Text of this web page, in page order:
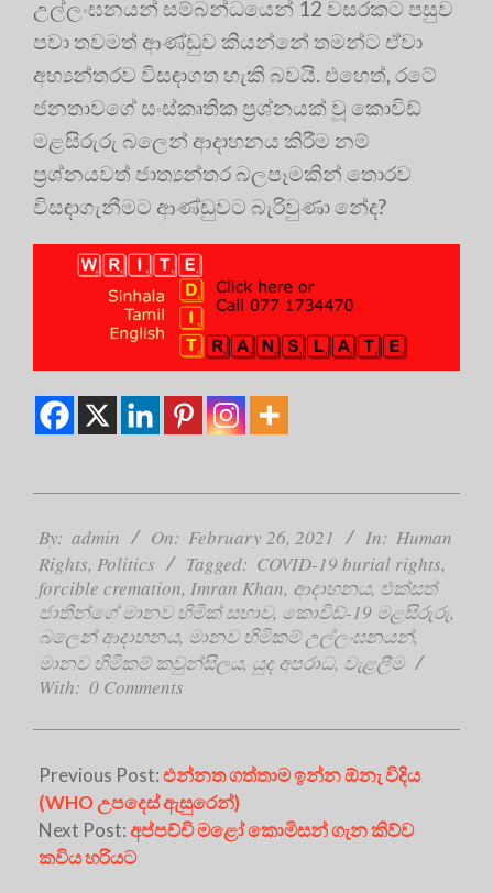
උල්ලංඝනයන් සම්බන්ධයෙන් 12 වසරකට පසුව
පවා තවමත් ආණ්ඩුව කියන්නේ තමන්ට ඒවා
අභ්‍යන්තරව විසඳාගත හැකි බවයි. එහෙත්, රටේ
ජනතාවගේ සංස්කෘතික ප්‍රශ්නයක් වූ කොවිඩ්
මළසිරුරු බලෙන් ආදාහනය කිරීම නම්
ප්‍රශ්නයවත් ජාත්‍යන්තර බලපෑමකින් තොරව
විසඳාගැනීමට ආණ්ඩුවට බැරිවුණා නේද?
02-
26
By: admin On: February 26, 2021 In: Human
Rights, Politics Tagged: COVID-19 burial rights,
forcible cremation, Imran Khan, ආදාහනය, එක්සත්
ජාතීන්ගේ මානව හිමික් සභාව, කොවිඩ්-19 මළසිරුරු,
බලෙන් ආදාහනය, මානව හිමිකම් උල්ලංඝනයන්,
මානව හිමිකම් කවුන්සිලය, යුද අපරාධ, වැළලීම
With: 0 Comments
Previous Post:එන්නත ගත්තාම ඉන්න ඕනැ විදිය
(WHO උපදෙස් ඇසුරෙන්)
Next Post:අප්පච්චි මළෝ කොමිසන් ගැන කිව්ව
කවිය හරියට